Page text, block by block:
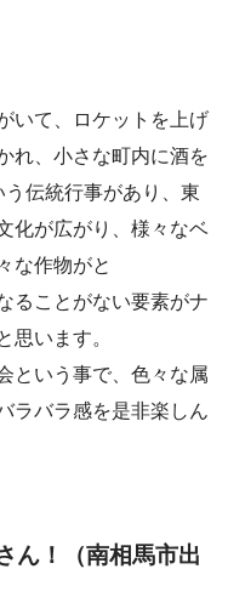
いて、ロケットを上げ
れ、小さな町内に酒を
伝統行事があり、東
化が広がり、様々なベ
な作物がと
ることがない要素がナ
思います。
という事で、色々な属
ラバラ感を是非楽しん
ん！（南相馬市出